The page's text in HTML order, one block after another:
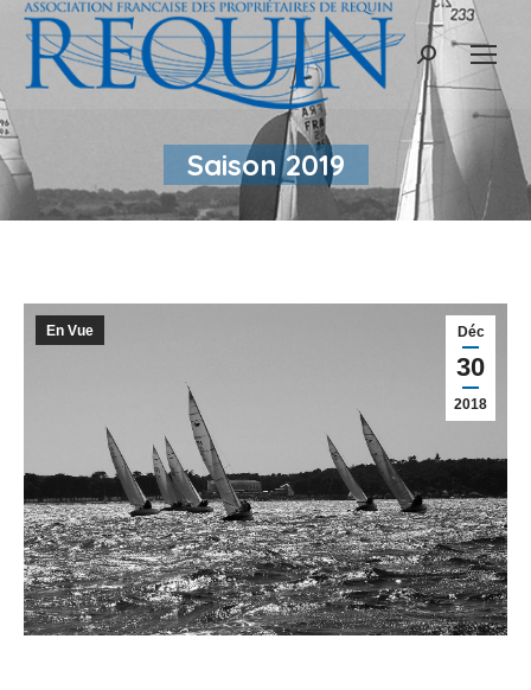
Recherche
Saison 2019
Déc
30
2018
En Vue